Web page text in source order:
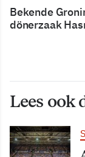
Bekende
dönerzaak
Lees ook